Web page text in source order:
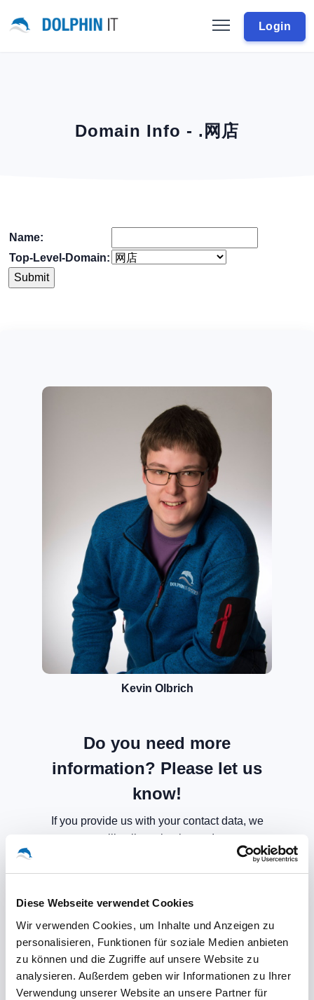
Diese Webseite verwendet Cookies
Wir verwenden Cookies, um Inhalte und Anzeigen zu
personalisieren, Funktionen für soziale Medien anbieten
zu können und die Zugriffe auf unsere Website zu
analysieren. Außerdem geben wir Informationen zu Ihrer
Verwendung unserer Website an unsere Partner für
Login
Domain Info - .网店
Name:
Top-Level-Domain:
Kevin Olbrich
Do you need more
information? Please let us
know!
If you provide us with your contact data, we
will call you back soon!